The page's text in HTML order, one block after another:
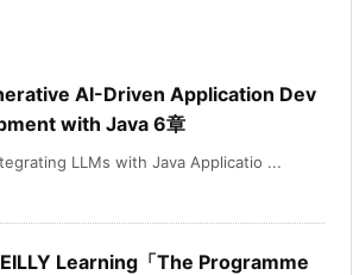
AI-Driven Application Dev
with Java 6章
LLMs with Java Applicatio ...
Learning「The Programme